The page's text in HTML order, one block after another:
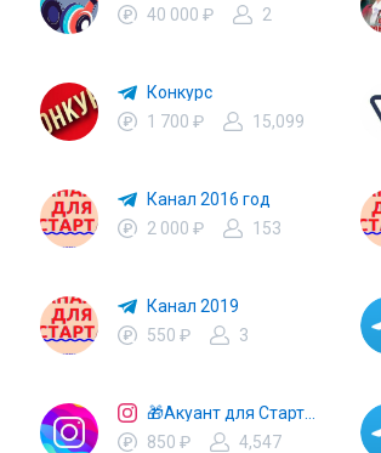
40 000 ₽
2
Конкурс
1 700 ₽
15,099
Канал 2016 год
2 000 ₽
153
Канал 2019
550 ₽
3
850 ₽
4,547